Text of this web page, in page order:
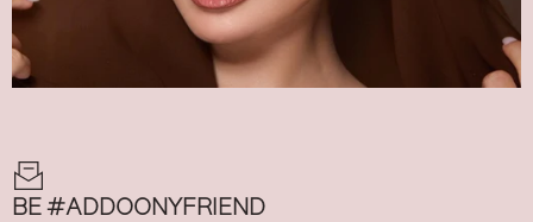
BE #ADDOONYFRIEND